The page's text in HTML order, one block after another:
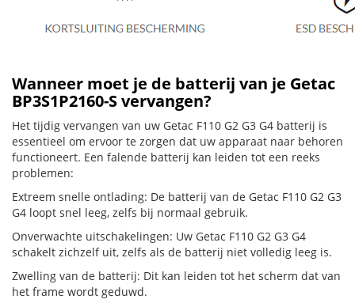
Wanneer moet je de batterij van je Getac
BP3S1P2160-S vervangen?
Het tijdig vervangen van uw Getac F110 G2 G3 G4 batterij is
essentieel om ervoor te zorgen dat uw apparaat naar behoren
functioneert. Een falende batterij kan leiden tot een reeks
problemen:
Extreem snelle ontlading: De batterij van de Getac F110 G2 G3
G4 loopt snel leeg, zelfs bij normaal gebruik.
Onverwachte uitschakelingen: Uw Getac F110 G2 G3 G4
schakelt zichzelf uit, zelfs als de batterij niet volledig leeg is.
Zwelling van de batterij: Dit kan leiden tot het scherm dat van
het frame wordt geduwd.